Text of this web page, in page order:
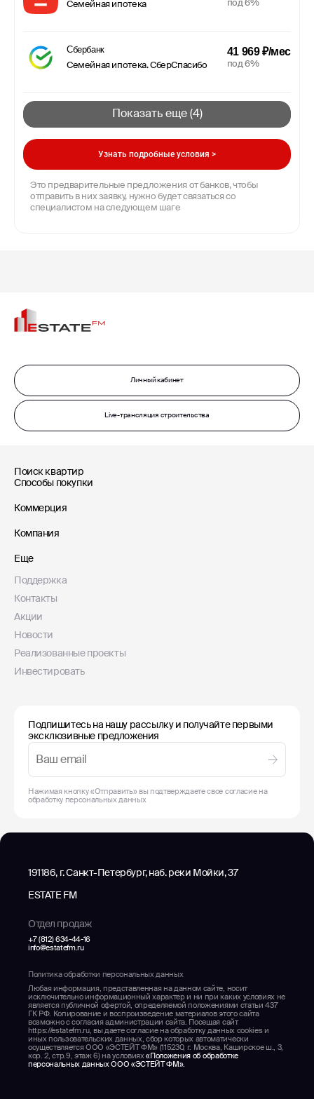
Семейная ипотека под 6%
Сбербанк
Семейная ипотека. СберСпасибо
41 969 ₽/мес
под 6%
Показать еще (4)
Узнать подробные условия >
Это предварительные предложения от банков, чтобы
отправить в них заявку, нужно будет связаться со
специалистом на следующем шаге
Личный кабинет
Live-трансляция строительства
Поиск квартир
Способы покупки
Коммерция
Компания
Еще
Поддержка
Контакты
Акции
Новости
Реализованные проекты
Инвестировать
Подпишитесь на нашу рассылку и получайте первыми
эксклюзивные предложения
Нажимая кнопку «Отправить» вы подтверждаете свое согласие на
обработку персональных данных
191186, г. Санкт-Петербург, наб. реки Мойки, 37
ESTATE FM
Отдел продаж
+7 (812) 634-44-16
info@estatefm.ru
Политика обработки персональных данных
Любая информация, представленная на данном сайте, носит
исключительно информационный характер и ни при каких условиях не
является публичной офертой, определяемой положениями статьи 437
ГК РФ. Копирование и воспроизведение материалов этого сайта
возможно с согласия администрации сайта. Посещая сайт
https://estatefm.ru, вы даете согласие на обработку данных cookies и
иных пользовательских данных, сбор которых автоматически
осуществляется ООО «ЭСТЕЙТ ФМ» (115230, г. Москва, Каширское ш., 3,
кор. 2, стр.9, этаж 6) на условиях«Положения об обработке
персональных данных ООО «ЭСТЕЙТ ФМ».